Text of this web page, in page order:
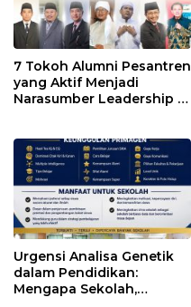
7 Tokoh Alumni Pesantren
yang Aktif Menjadi
Narasumber Leadership di
Urgensi Analisa Genetik
dalam Pendidikan:
Mengapa Sekolah,